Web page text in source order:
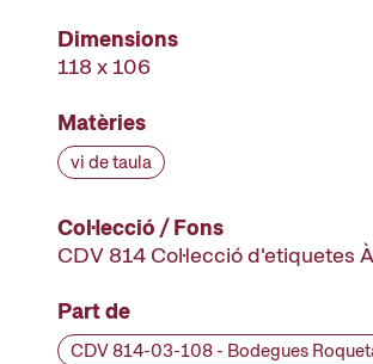
Dimensions
118 x 106
Matèries
vi de taula
Col·lecció / Fons
CDV 814 Col·lecció d'etiquetes
Part de
CDV 814-03-108 - Bodegues